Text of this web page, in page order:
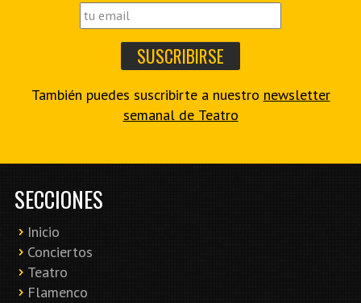
También puedes suscribirte a nuestro newsletter
semanal de Teatro
SECCIONES
Inicio
Conciertos
Teatro
Flamenco